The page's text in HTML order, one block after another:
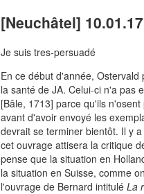
[Neuchâtel]
Je suis tres-persuadé
En ce début d'année, Ostervald
la santé de JA. Celui-ci n'a pas
[Bâle, 1713] parce qu'ils
avant d'avoir envoyé les
devrait se terminer bientôt. Il y
cet ouvrage attisera la critique
pense que la situation en
la situation en Suisse, comme
l'ouvrage de Bernard intitulé La